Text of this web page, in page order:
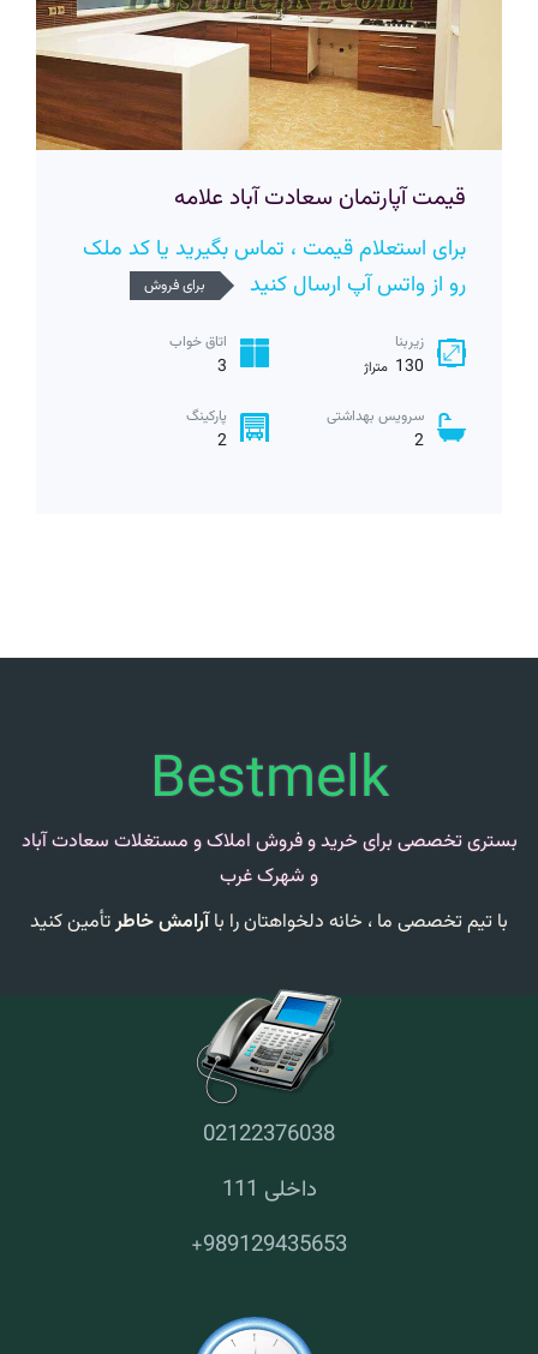
قیمت آپارتمان سعادت آباد علامه
برای استعلام قیمت ، تماس بگیرید یا کد ملک
رو از واتس آپ ارسال کنید
برای فروش
زیربنا
130 متراژ
اتاق خواب
3
سرویس بهداشتی
2
پارکینگ
2
Bestmelk
بستری تخصصی برای خرید و فروش املاک و مستغلات سعادت آباد
و شهرک غرب
با تیم تخصصی ما ، خانه دلخواهتان را باآرامش خاطرتأمین کنید
02122376038
داخلی 111
989129435653
+